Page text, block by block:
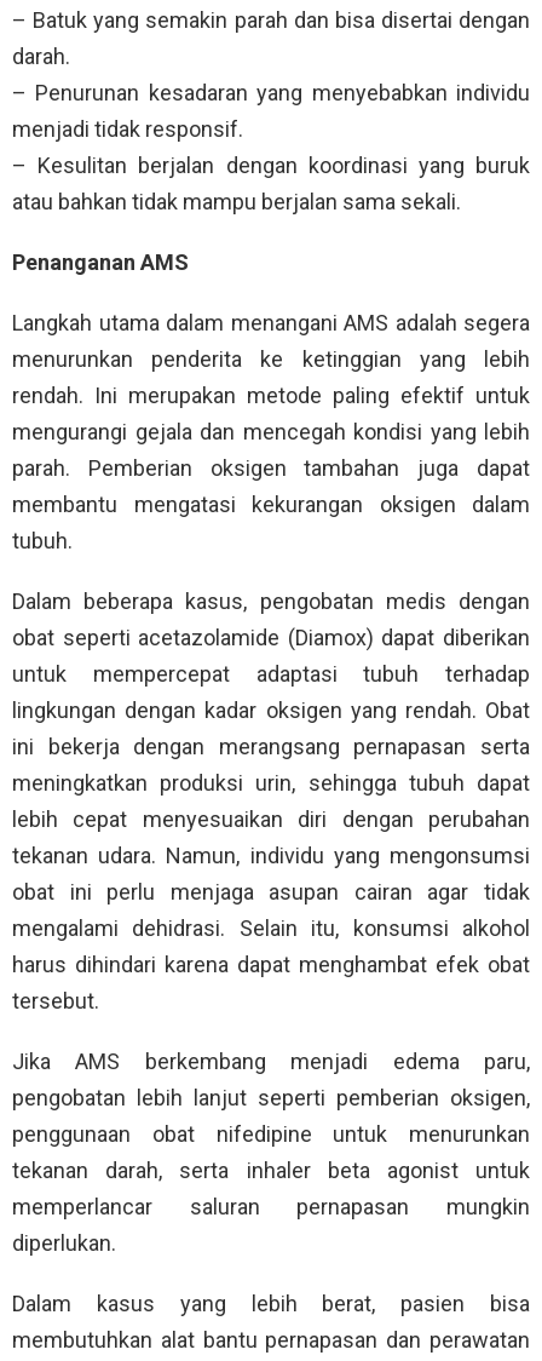
– Batuk yang semakin parah dan bisa disertai dengan
darah.
– Penurunan kesadaran yang menyebabkan individu
menjadi tidak responsif.
– Kesulitan berjalan dengan koordinasi yang buruk
atau bahkan tidak mampu berjalan sama sekali.
Penanganan AMS
Langkah utama dalam menangani AMS adalah segera
menurunkan penderita ke ketinggian yang lebih
rendah. Ini merupakan metode paling efektif untuk
mengurangi gejala dan mencegah kondisi yang lebih
parah. Pemberian oksigen tambahan juga dapat
membantu mengatasi kekurangan oksigen dalam
tubuh.
Dalam beberapa kasus, pengobatan medis dengan
obat seperti acetazolamide (Diamox) dapat diberikan
untuk mempercepat adaptasi tubuh terhadap
lingkungan dengan kadar oksigen yang rendah. Obat
ini bekerja dengan merangsang pernapasan serta
meningkatkan produksi urin, sehingga tubuh dapat
lebih cepat menyesuaikan diri dengan perubahan
tekanan udara. Namun, individu yang mengonsumsi
obat ini perlu menjaga asupan cairan agar tidak
mengalami dehidrasi. Selain itu, konsumsi alkohol
harus dihindari karena dapat menghambat efek obat
tersebut.
Jika AMS berkembang menjadi edema paru,
pengobatan lebih lanjut seperti pemberian oksigen,
penggunaan obat nifedipine untuk menurunkan
tekanan darah, serta inhaler beta agonist untuk
memperlancar saluran pernapasan mungkin
diperlukan.
Dalam kasus yang lebih berat, pasien bisa
membutuhkan alat bantu pernapasan dan perawatan